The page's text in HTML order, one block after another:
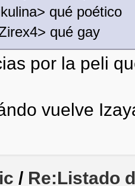
qué poético
qué gay
por la peli
vuelve
/ Re:Listado